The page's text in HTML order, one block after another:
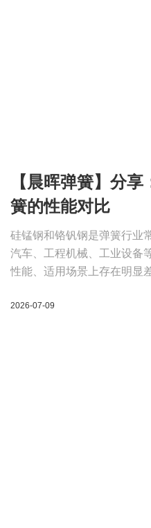
【晨晖弹簧】分
簧的性能对比
硅锰钢和铬钒钢是弹簧行业
汽车、工程机械、工业设备
性能、适用场景上存在明显
2026-07-09